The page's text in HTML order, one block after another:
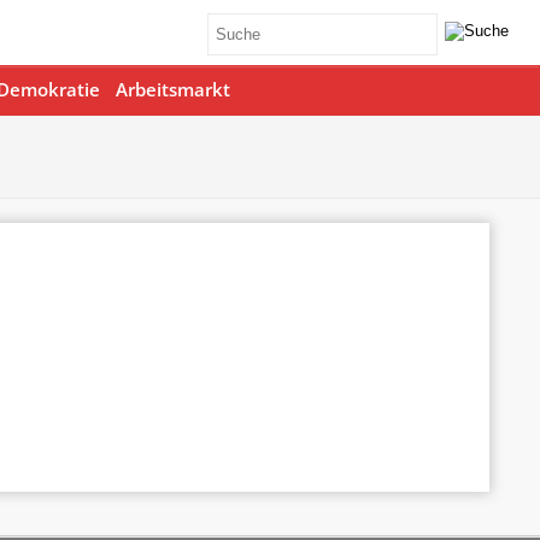
Arbeitsmarkt